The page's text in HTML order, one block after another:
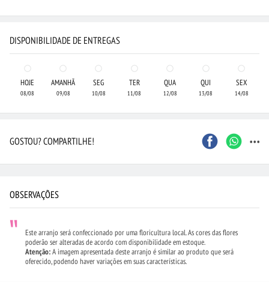
DISPONIBILIDADE DE ENTREGAS
HOJE
08/08
AMANHÃ
09/08
SEG
10/08
TER
11/08
QUA
12/08
QUI
13/08
SEX
14/08
GOSTOU? COMPARTILHE! ...
OBSERVAÇÕES
Este arranjo será confeccionado por uma floricultura local. As cores das flores
poderão ser alteradas de acordo com disponibilidade em estoque.
Atenção:A imagem apresentada deste arranjo é similar ao produto que será
oferecido, podendo haver variações em suas características.